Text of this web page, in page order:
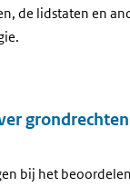
de lidstaten en
bij het